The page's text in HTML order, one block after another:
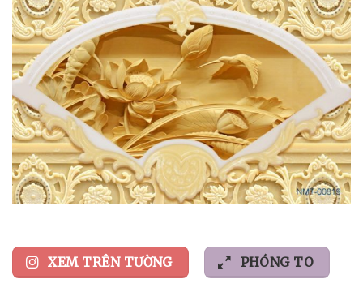
XEM TRÊN TƯỜNG PHÓNG TO